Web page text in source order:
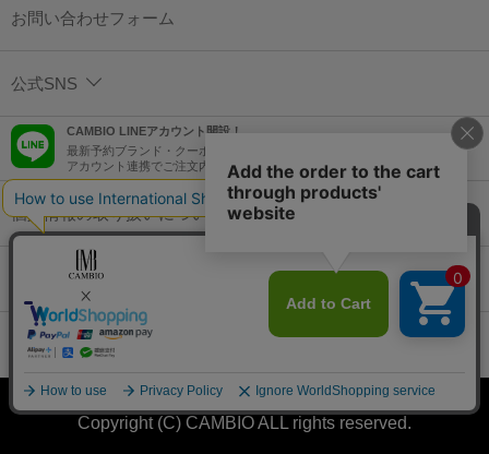
お問い合わせフォーム
公式SNS
CAMBIO LINEアカウント開設！
最新予約ブランド・クーポン情報などを配信！
アカウント連携でご注文内容をLINEでも確認可能！
個人情報の取り扱いについて
特定商取引法に基づく表示
コーポレートサイト
Copyright (C) CAMBIO ALL rights reserved.